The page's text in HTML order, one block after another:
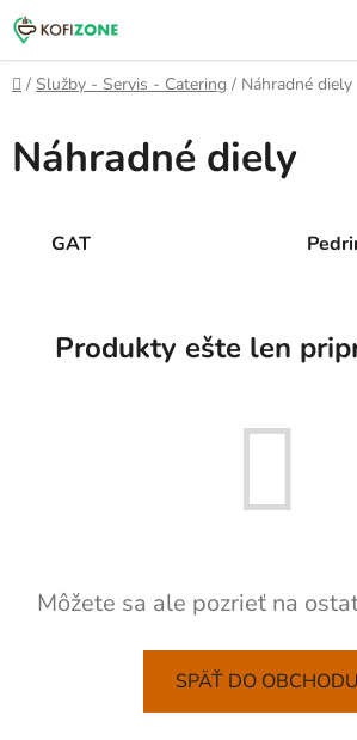
Prejsť
na
obsah
Domov
/ Služby - Servis - Catering / Náhradné diely
Náhradné diely
GAT
Produkty ešte len
Môžete sa ale pozrieť na
SPÄŤ DO OBCHODU